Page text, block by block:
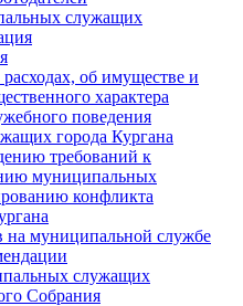
служащих
об имуществе и
характера
поведения
города Кургана
требований к
муниципальных
конфликта
на муниципальной службе
служащих
Cобрания